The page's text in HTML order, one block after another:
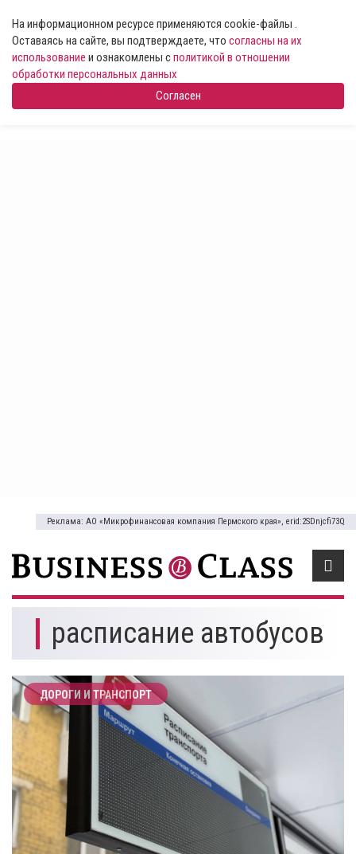
На информационном ресурсе применяются cookie-файлы .
Оставаясь на сайте, вы подтверждаете, что согласны на их
использование и ознакомлены сполитикой в отношении
обработки персональных данных
Согласен
Реклама: АО «Микрофинансовая компания Пермского края», erid:2SDnjcfi73Q
расписание автобусов
ДОРОГИ И ТРАНСПОРТ